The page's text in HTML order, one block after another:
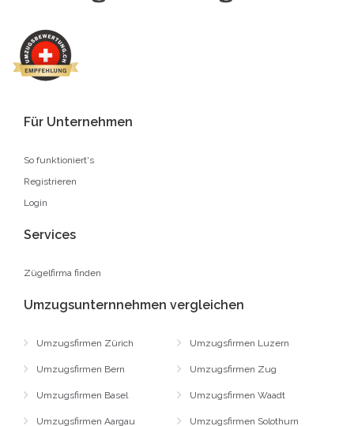
Für Unternehmen
So funktioniert's
Registrieren
Login
Services
Zügelfirma finden
Umzugsunternnehmen vergleichen
Umzugsfirmen Zürich
Umzugsfirmen Bern
Umzugsfirmen Basel
Umzugsfirmen Aargau
Umzugsfirmen Luzern
Umzugsfirmen Zug
Umzugsfirmen Waadt
Umzugsfirmen Solothurn